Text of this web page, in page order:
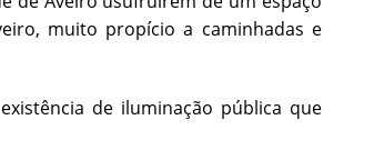
muito propício a caminhadas e
de iluminação pública que